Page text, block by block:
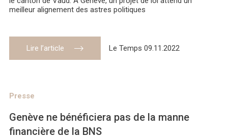
meilleur alignement des astres politiques
Lire l’article Le Temps 09.11.2022
Presse
Genève ne bénéficiera pas de la manne
financière de la BNS